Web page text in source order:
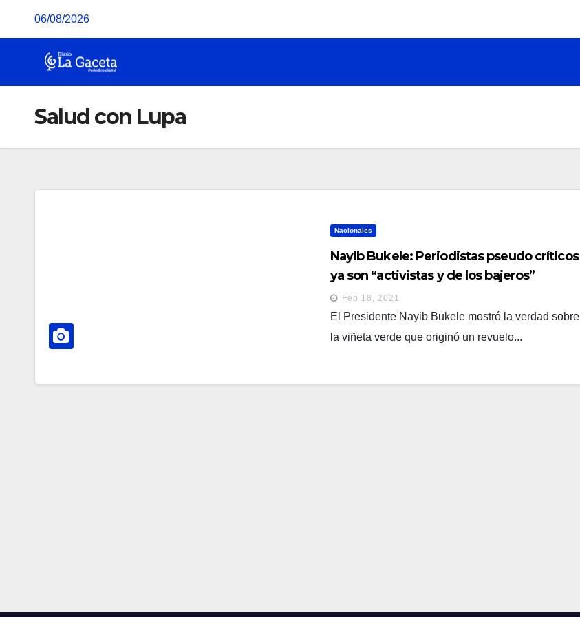
06/08/2026
Salud con Lupa
Nacionales
Nayib Bukele: Periodistas pseudo críticos
ya son “activistas y de los bajeros”
Feb 18, 2021
El Presidente Nayib Bukele mostró la verdad sobre
la viñeta verde que originó un revuelo...